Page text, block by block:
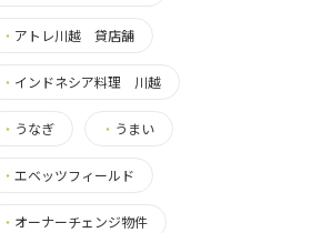
・ アトレ川越 貸店舗
・ インドネシア料理 川越
・ うなぎ ・ うまい
・ エベッツフィールド
・ オーナーチェンジ物件